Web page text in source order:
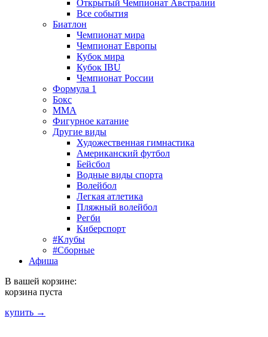
Открытый Чемпионат Австралии
Все события
Биатлон
Чемпионат мира
Чемпионат Европы
Кубок мира
Кубок IBU
Чемпионат России
Формула 1
Бокс
MMA
Фигурное катание
Другие виды
Художественная гимнастика
Американский футбол
Бейсбол
Водные виды спорта
Волейбол
Легкая атлетика
Пляжный волейбол
Регби
Киберспорт
#Клубы
#Сборные
Афиша
В вашей корзине:
корзина пуста
купить →